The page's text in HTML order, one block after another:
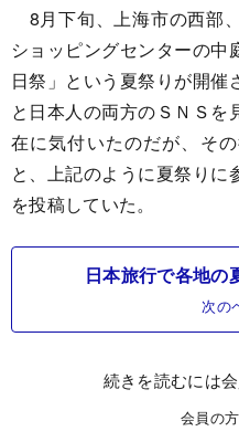
8月下旬、上海市の西部
ショッピングセンターの中
日祭」という夏祭りが開催
と日本人の両方のＳＮＳ
在に気付いたのだが、そ
と、上記のように夏祭りに
を投稿していた。
日本旅行で各地の
次の
続きを読むには
会員の